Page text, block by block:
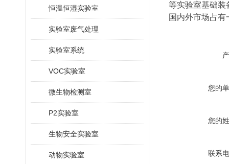
恒温恒湿实验室
实验室废气处理
实验室系统
VOC实验室
微生物检测室
P2实验室
生物安全实验室
动物实验室
等实验室基础装
国内外市场占
您的
您的
联系